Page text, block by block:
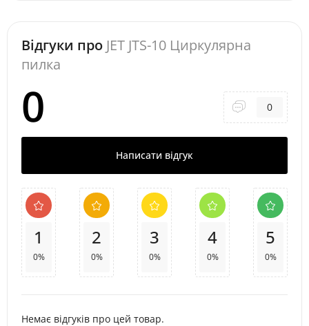
Відгуки про JET JTS-10 Циркулярна
пилка
0 0
Написати відгук
1
0%
2
0%
3
0%
4
0%
5
0%
Немає відгуків про цей товар.